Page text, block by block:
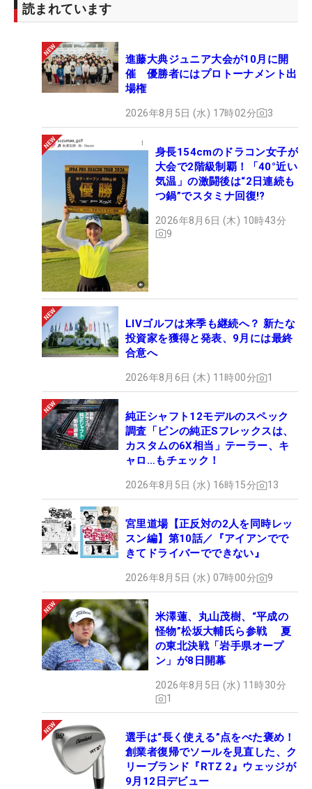
読まれています
進藤大典ジュニア大会が10月に開
催 優勝者にはプロトーナメント出
場権
2026年8月5日 (水) 17時02分 3
身長154cmのドラコン女子が
大会で2階級制覇！「40°近い
気温」の激闘後は“2日連続も
つ鍋”でスタミナ回復!?
2026年8月6日 (木) 10時43分
9
LIVゴルフは来季も継続へ？ 新たな
投資家を獲得と発表、9月には最終
合意へ
2026年8月6日 (木) 11時00分 1
純正シャフト12モデルのスペック
調査「ピンの純正Sフレックスは、
カスタムの6X相当」テーラー、キ
ャロ…もチェック！
2026年8月5日 (水) 16時15分 13
宮里道場【正反対の2人を同時レッ
スン編】第10話／『アイアンでで
きてドライバーでできない』
2026年8月5日 (水) 07時00分 9
米澤蓮、丸山茂樹、“平成の
怪物”松坂大輔氏ら参戦 夏
の東北決戦「岩手県オープ
ン」が8日開幕
2026年8月5日 (水) 11時30分
1
選手は“長く使える”点をべた褒め！
創業者復帰でソールを見直した、ク
リーブランド『RTZ 2』ウェッジが
9月12日デビュー